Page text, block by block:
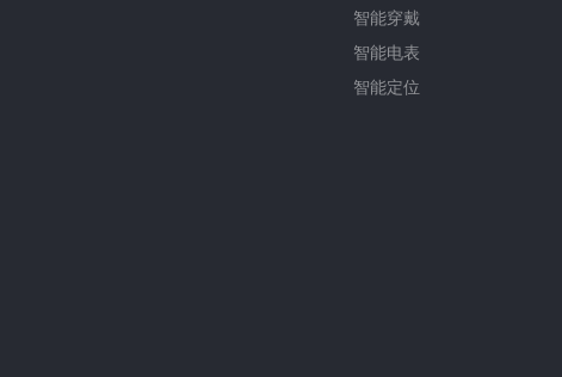
智能穿戴
智能电表
智能定位